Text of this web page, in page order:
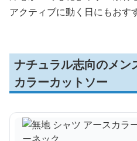
アクティブに動く日にもおす
ナチュラル志向のメン
カラーカットソー